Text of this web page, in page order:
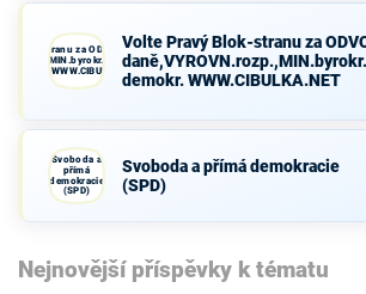
Blok-stranu za ODVOLAT.polit.,NÍZKÉ
demokr. WWW.CIBULKA.NET
Volte Pravý Blok-stranu za
demokr. WWW.CIBULKA.NET
Svoboda a
přímá
demokracie
(SPD)
Svoboda a přímá demokracie
(SPD)
Nejnovější příspěvky k tématu